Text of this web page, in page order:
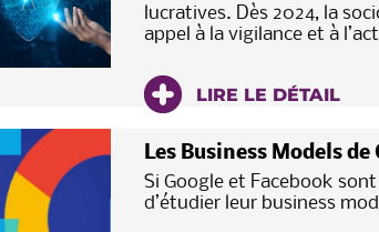
lucratives. Dès 2024, la
appel à la vigilance et à
LIRE LE DÉTAIL
Les Business Models
Si Google et Facebook
d’étudier leur business